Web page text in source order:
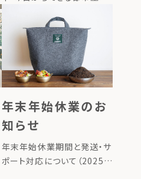
「くらし防災」を始
めよう！
LFCコンポストをご紹介しま
す。 ここ数年、長い猛暑やゲ
リラ豪雨など、これまでにな
い気候変動や自然災害の激
甚化を体感する機会が増え
年末年始休業のお
知らせ
年末年始休業期間と発送・サ
ポート対応について（2025–